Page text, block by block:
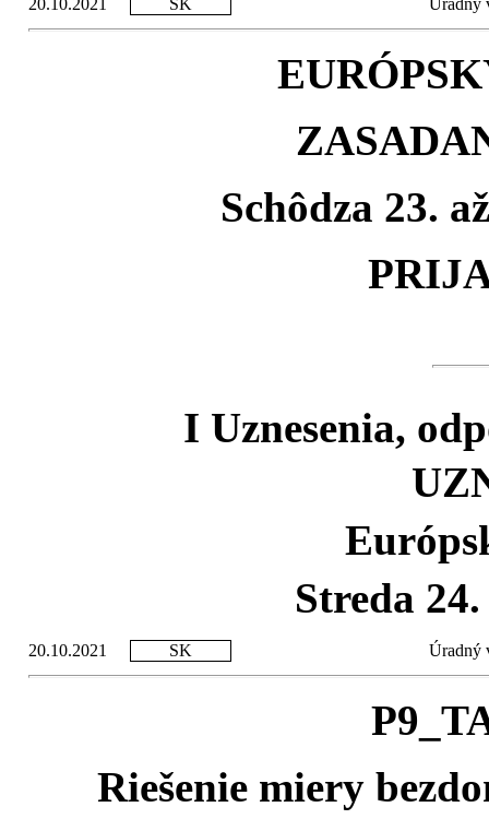
20.10.2021 SK Úradný
Schôdza 23.
I Uznesenia,
Streda
20.10.2021 SK Úradný
Riešenie miery